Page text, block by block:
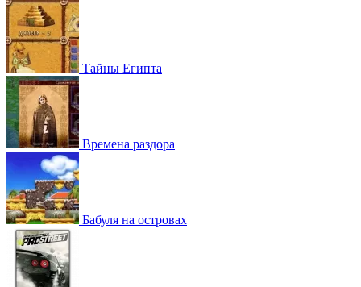
Тайны Египта
Времена раздора
Бабуля на островах